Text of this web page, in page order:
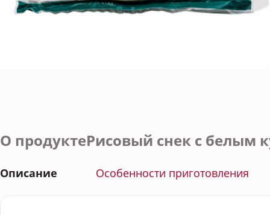
О продуктеРисовый снек с белым
Описание Особенности приготовления